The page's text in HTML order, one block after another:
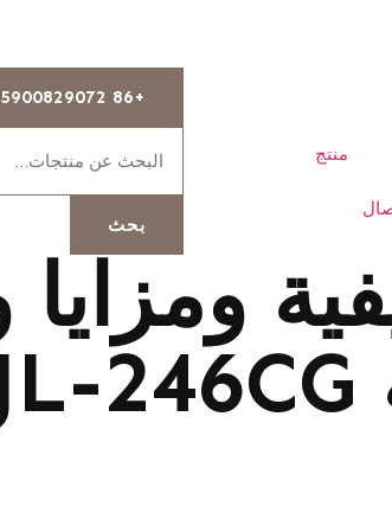
+86 15900829072
منتج
بحث
ومزايا